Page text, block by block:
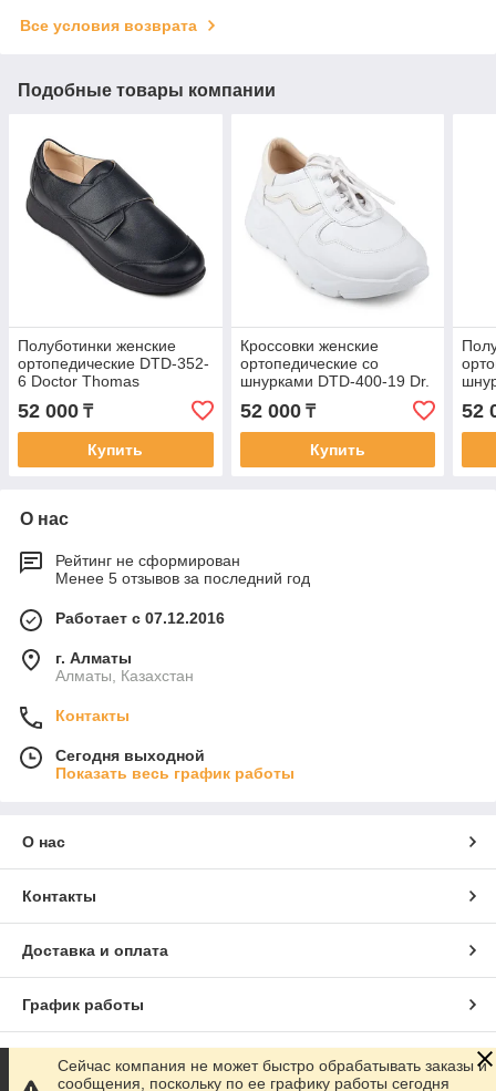
Все условия возврата
Подобные товары компании
Полуботинки женские
ортопедические DTD-352-
6 Doctor Thomas
52 000 ₸
Купить
Кроссовки женские
ортопедические со
шнурками DTD-400-19 Dr.
52 000₸
Купить
52
О нас
Рейтинг не сформирован
Менее 5 отзывов за последний год
Работает с 07.12.2016
г. Алматы
Алматы, Казахстан
Контакты
Сегодня выходной
Показать весь график работы
О нас
Контакты
Доставка и оплата
График работы
Полная версия сайта
Сейчас компания не может быстро обрабатывать заказы и
сообщения, поскольку по ее графику работы сегодня